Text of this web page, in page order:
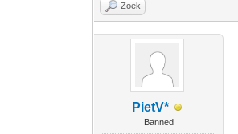
Zoek
PietV*
Banned